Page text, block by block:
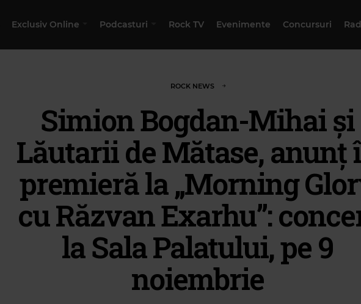
Exclusiv Online Podcasturi Rock TV Evenimente Concursuri
ROCK NEWS
Simion Bogdan-Mihai și
Lăutarii de Mătase, anunț
premieră la „Morning
cu Răzvan Exarhu”:
la Sala Palatului, pe 9
noiembrie